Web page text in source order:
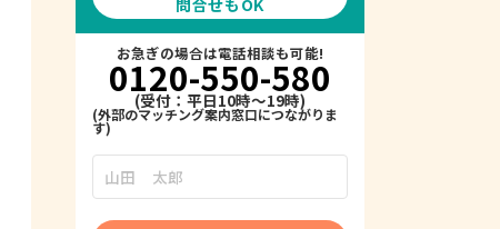
お急ぎの場合は電話相談も可能!
0120-550-580
(受付：平日10時～19時)